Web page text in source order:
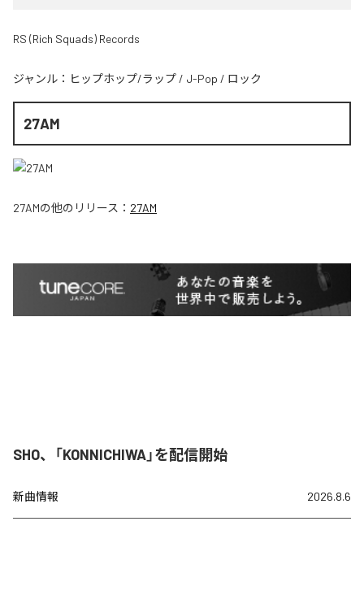
RS (Rich Squads) Records
ジャンル： ヒップホップ/ラップ / J-Pop / ロック
27AM
27AMの他のリリース： 27AM
SHO、「KONNICHIWA」を配信開始
新曲情報 2026.8.6